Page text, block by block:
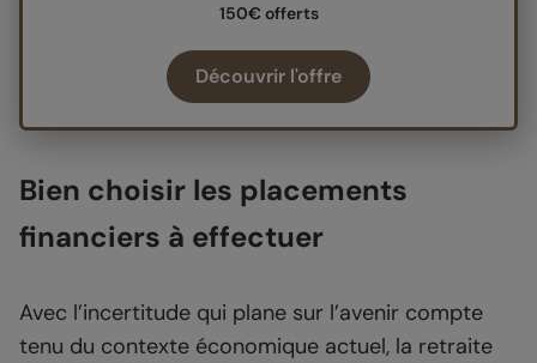
150€ offerts
Découvrir l'offre
Bien choisir les placements
financiers à effectuer
Avec l’incertitude qui plane sur l’avenir compte
tenu du contexte économique actuel, la retraite